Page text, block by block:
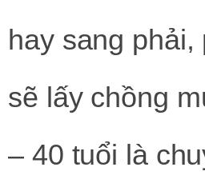
hay sang phải,
sẽ lấy chồng
– 40 tuổi là